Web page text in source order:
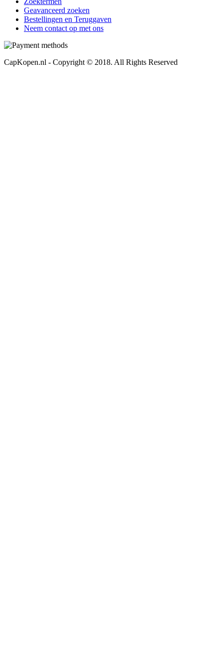
Geavanceerd zoeken
Bestellingen en Teruggaven
Neem contact op met ons
CapKopen.nl - Copyright © 2018. All Rights Reserved